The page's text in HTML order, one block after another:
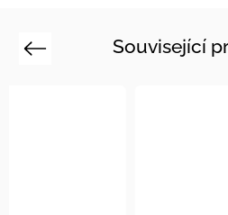
Související
Previous